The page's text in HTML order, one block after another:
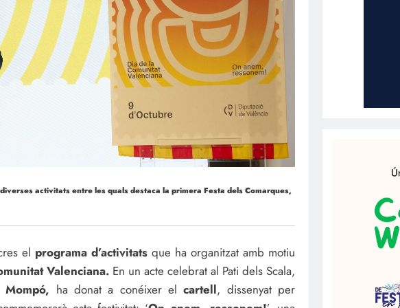
activitats entre les quals destaca la primera Festa dels Comarques,
el programa d’activitats que ha organitzat amb motiu
Valenciana.En un acte celebrat al Pati dels Scala,
ha donat a conéixer elcartell, dissenyat per